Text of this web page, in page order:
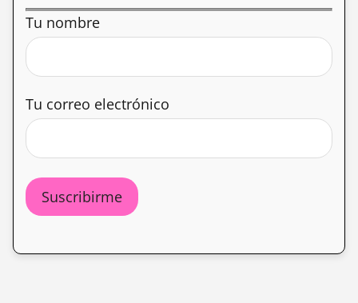
Tu nombre
Tu correo electrónico